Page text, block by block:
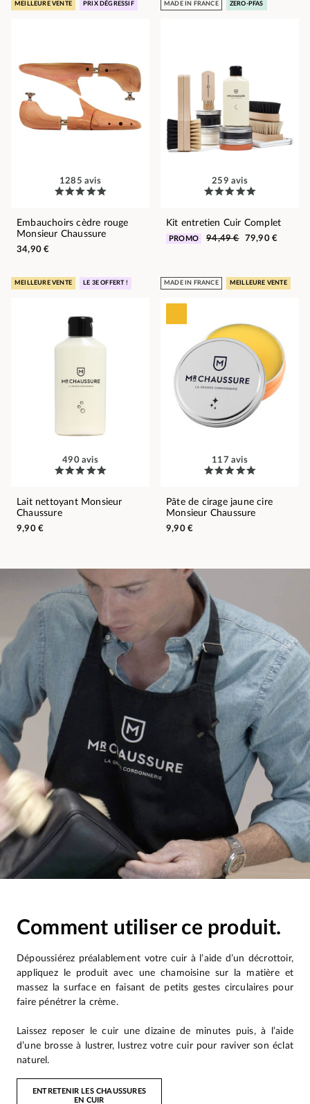
MEILLEURE VENTE PRIX DÉGRESSIF
1285 avis
Embauchoirs cèdre rouge
Monsieur Chaussure
34,90 €
MADE IN FRANCE ZERO-PFAS
259 avis
Kit entretien Cuir Complet
PROMO 94,49 € 79,90 €
MEILLEURE VENTE LE 3E OFFERT !
490 avis
Lait nettoyant Monsieur
Chaussure
9,90 €
MADE IN FRANCE MEILLEURE VENTE
117 avis
Pâte de cirage jaune cire
Monsieur Chaussure
9,90 €
Comment utiliser ce produit.
Dépoussiérez préalablement votre cuir à l’aide d’un décrottoir,
appliquez le produit avec une chamoisine sur la matière et
massez la surface en faisant de petits gestes circulaires pour
faire pénétrer la crème.
Laissez reposer le cuir une dizaine de minutes puis, à l’aide
d’une brosse à lustrer, lustrez votre cuir pour raviver son éclat
naturel.
ENTRETENIR LES CHAUSSURES
EN CUIR